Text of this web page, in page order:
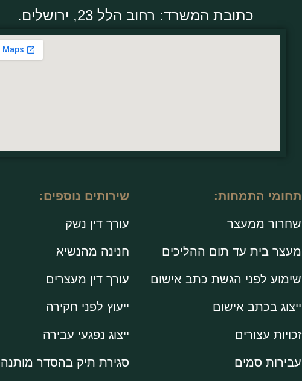
כתובת המשרד: רחוב הלל 23, ירושלים.
תחומי התמחות:
שחרור ממעצר
מעצר בית עד תום ההליכים
שימוע לפני הגשת כתב אישום
ייצוג בכתב אישום
זכויות עצורים
עבירות סמים
שירותים נוספים:
עורך דין נשק
חנינה מהנשיא
עורך דין מעצרים
ייעוץ לפני חקירה
ייצוג נפגעי עבירה
סגירת תיק בהסדר מותנה